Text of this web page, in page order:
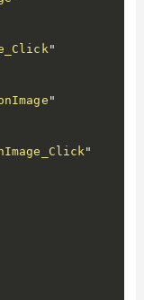
"
"
"